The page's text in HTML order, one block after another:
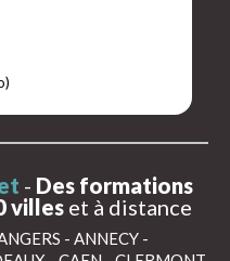
- Des formations
villes et à distance
- ANNECY -